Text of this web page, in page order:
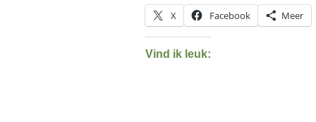
X Facebook Meer
Vind ik leuk: